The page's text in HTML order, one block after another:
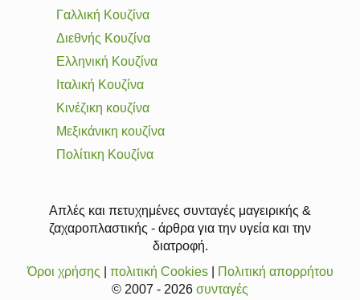
Γαλλική Κουζίνα
Διεθνής Κουζίνα
Ελληνική Κουζίνα
Ιταλική Κουζίνα
Κινέζικη κουζίνα
Μεξικάνικη κουζίνα
Πολίτικη Κουζίνα
Απλές και πετυχημένες συνταγές μαγειρικής &
ζαχαροπλαστικής - άρθρα για την υγεία και την
διατροφή.
Όροι χρήσης
πολιτική Cookies|
Πολιτική απορρήτου
© 2007 - 2026 συνταγές